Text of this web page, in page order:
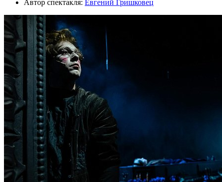
Автор спектакля: Евгений Гришковец